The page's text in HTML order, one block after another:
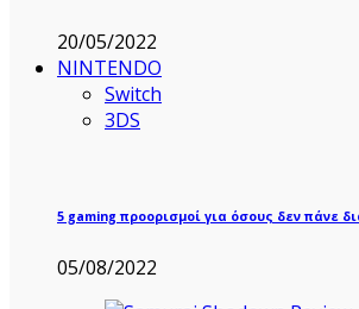
20/05/2022
NINTENDO
Switch
3DS
5 gaming προορισμοί για όσους δεν πάνε
05/08/2022